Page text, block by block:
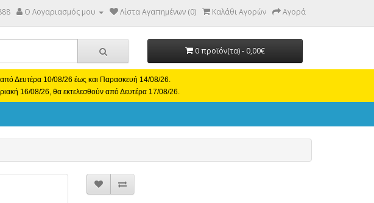
Ο Λογαριασμός μου Λίστα Αγαπημένων (0) Καλάθι Αγορών Αγορά
0 προϊόν(τα) - 0,00€
από Δευτέρα 10/08/26 έως και Παρασκευή 14/08/26.
16/08/26, θα εκτελεσθούν από Δευτέρα 17/08/26.